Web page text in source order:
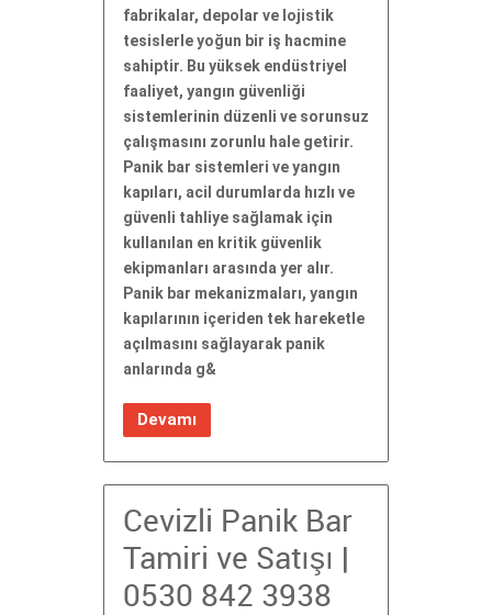
fabrikalar, depolar ve lojistik
tesislerle yoğun bir iş hacmine
sahiptir. Bu yüksek endüstriyel
faaliyet, yangın güvenliği
sistemlerinin düzenli ve sorunsuz
çalışmasını zorunlu hale getirir.
Panik bar sistemleri ve yangın
kapıları, acil durumlarda hızlı ve
güvenli tahliye sağlamak için
kullanılan en kritik güvenlik
ekipmanları arasında yer alır.
Panik bar mekanizmaları, yangın
kapılarının içeriden tek hareketle
açılmasını sağlayarak panik
anlarında g&
Devamı
Cevizli Panik Bar
Tamiri ve Satışı |
0530 842 3938